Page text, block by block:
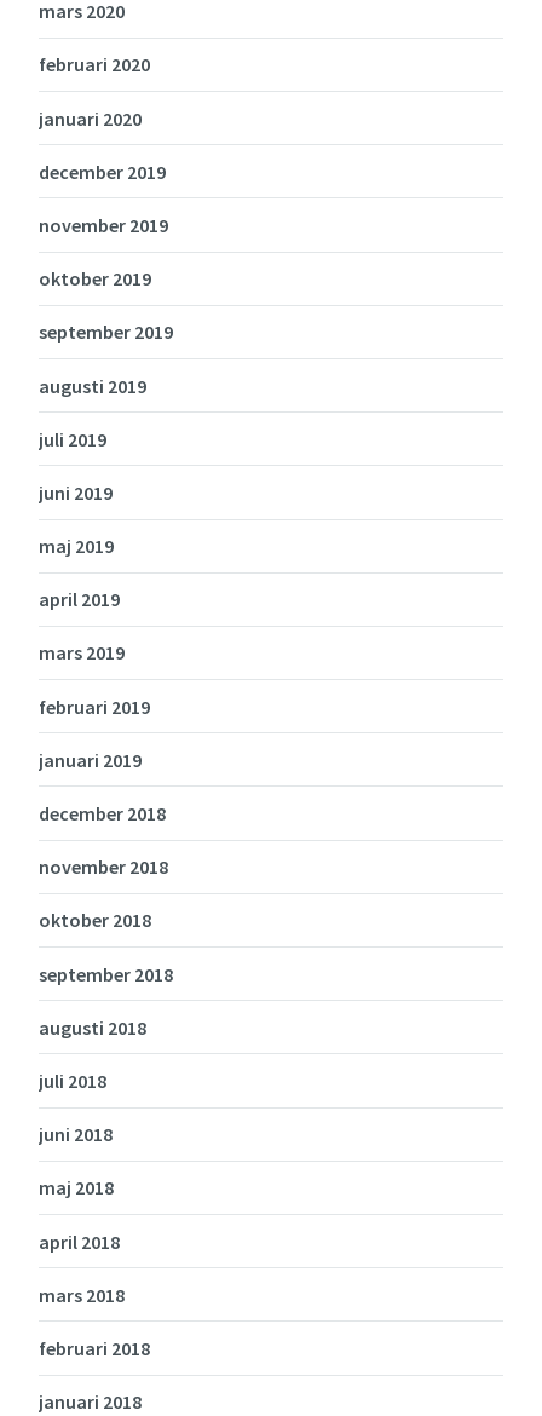
mars 2020
februari 2020
januari 2020
december 2019
november 2019
oktober 2019
september 2019
augusti 2019
juli 2019
juni 2019
maj 2019
april 2019
mars 2019
februari 2019
januari 2019
december 2018
november 2018
oktober 2018
september 2018
augusti 2018
juli 2018
juni 2018
maj 2018
april 2018
mars 2018
februari 2018
januari 2018